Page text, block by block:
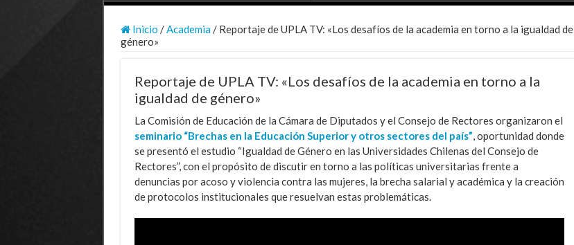
Inicio / Academia / Reportaje de UPLA TV: «Los desafíos de la academia en torno a la igualdad de
género»
Reportaje de UPLA TV: «Los desafíos de la academia en torno a la
igualdad de género»
La Comisión de Educación de la Cámara de Diputados y el Consejo de Rectores organizaron el
seminario “Brechas en la Educación Superior y otros sectores del país” , oportunidad donde
se presentó el estudio “Igualdad de Género en las Universidades Chilenas del Consejo de
Rectores”, con el propósito de discutir en torno a las políticas universitarias frente a
denuncias por acoso y violencia contra las mujeres, la brecha salarial y académica y la creación
de protocolos institucionales que resuelvan estas problemáticas.